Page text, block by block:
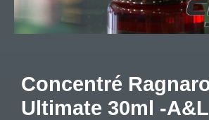
Concentré Ragnarok –
Ultimate 30ml -A&L